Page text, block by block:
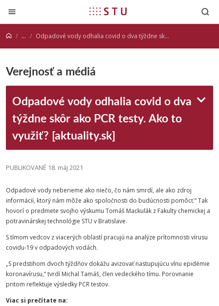
Prejsť na obsah
... Odpadové vody odhalia covid o dva týždne skôr ako PCR testy. Ako to využiť? [aktuality.sk]
Verejnosť a médiá
Odpadové vody odhalia covid o dva
týždne skôr ako PCR testy. Ako to
využiť? [aktuality.sk]
PUBLIKOVANÉ 18. máj 2021
Odpadové vody neberieme ako niečo, čo nám smrdí, ale ako zdroj
informácií, ktorý nám môže ako spoločnosti do budúcnosti pomôcť.“ Tak
hovorí o predmete svojho výskumu Tomáš Mackuľák z Fakulty chemickej a
potravinárskej technológie STU v Bratislave.
S tímom vedcov z viacerých oblastí pracujú na analýze prítomnosti vírusu
covidu-19 v odpadových vodách.
„S predstihom dvoch týždňov dokážu avizovať nastupujúcu vlnu epidémie
koronavírusu,“ tvrdí Michal Tamáš, člen vedeckého tímu. Porovnanie
pritom reflektuje výsledky PCR testov.
Viac si prečítate na: